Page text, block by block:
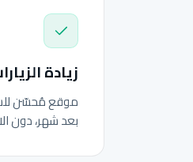
زيادة
موقع مُحسّن
بعد شهر، دون